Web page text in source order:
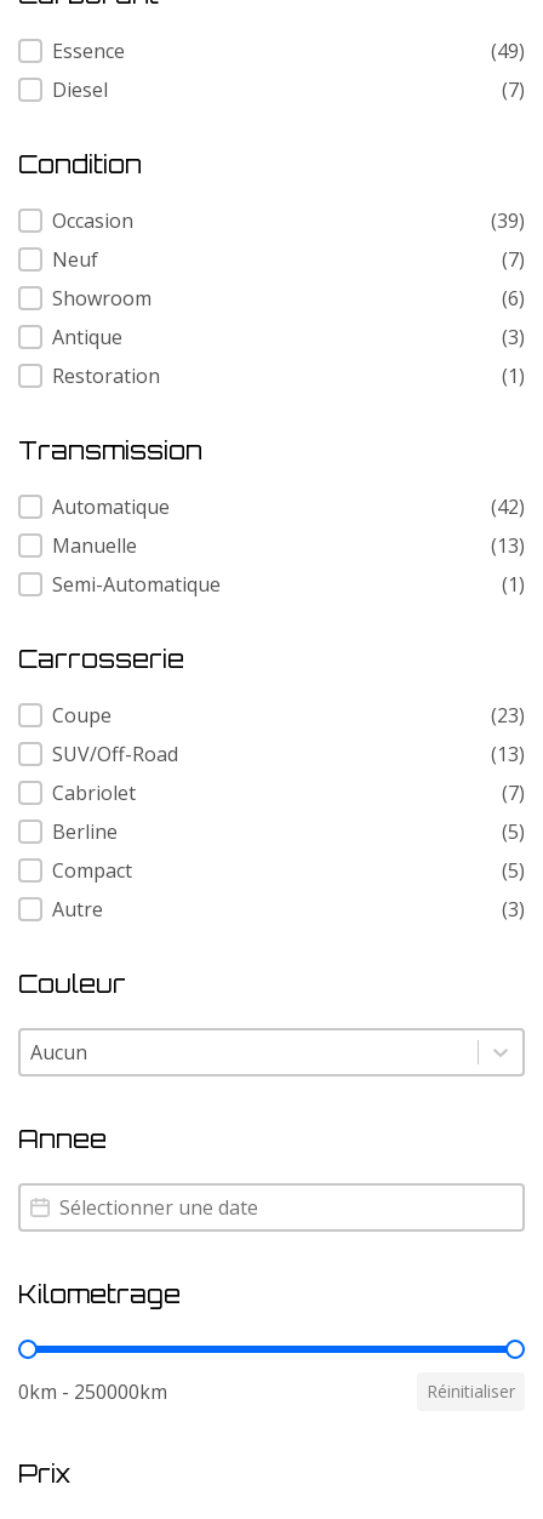
Carburant
Essence
(49)
Diesel
(7)
Condition
Condition
Occasion
(39)
Neuf
(7)
Showroom
(6)
Antique
(3)
Restoration
(1)
Transmission
Transmission
Automatique
(42)
Manuelle
(13)
Semi-Automatique
(1)
Carrosserie
Carrosserie
Coupe
(23)
SUV/Off-Road
(13)
Cabriolet
(7)
Berline
(5)
Compact
(5)
Autre
(3)
Couleur
Couleur
Couleur
Annee
Annee
Annee
Kilometrage
Kilometrage
0km - 250000km Réinitialiser
Prix